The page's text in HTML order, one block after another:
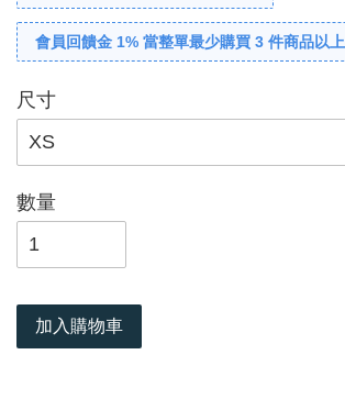
會員回饋金 1% 當整單最少購買 3 件商品以上
尺寸
數量
加入購物車